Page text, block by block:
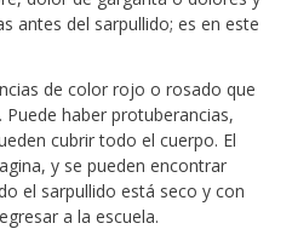
antes del sarpullido; es en este
de color rojo o rosado que
haber protuberancias,
cubrir todo el cuerpo. El
y se pueden encontrar
el sarpullido está seco y con
a la escuela.